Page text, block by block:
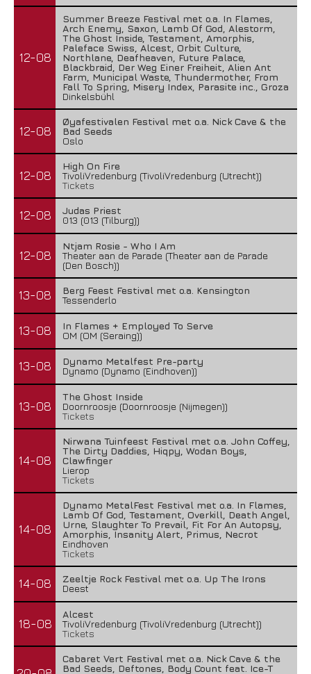
12-08
Summer Breeze Festival met o.a. In Flames,
Arch Enemy, Saxon, Lamb Of God, Alestorm,
The Ghost Inside, Testament, Amorphis,
Paleface Swiss, Alcest, Orbit Culture,
Northlane, Deafheaven, Future Palace,
Blackbraid, Der Weg Einer Freiheit, Alien Ant
Farm, Municipal Waste, Thundermother, From
Fall To Spring, Misery Index, Parasite inc., Groza
Dinkelsbühl
12-08
Øyafestivalen Festival met o.a. Nick Cave & the
Bad Seeds
Oslo
12-08
High On Fire
TivoliVredenburg (TivoliVredenburg (Utrecht))
Tickets
12-08
Judas Priest
013 (013 (Tilburg))
12-08
Ntjam Rosie - Who I Am
Theater aan de Parade (Theater aan de Parade
(Den Bosch))
13-08
Berg Feest Festival met o.a. Kensington
Tessenderlo
13-08
In Flames + Employed To Serve
OM (OM (Seraing))
13-08
Dynamo Metalfest Pre-party
Dynamo (Dynamo (Eindhoven))
13-08
The Ghost Inside
Doornroosje (Doornroosje (Nijmegen))
Tickets
14-08
Nirwana Tuinfeest Festival met o.a. John Coffey,
The Dirty Daddies, Hiqpy, Wodan Boys,
Clawfinger
Lierop
Tickets
14-08
Dynamo MetalFest Festival met o.a. In Flames,
Lamb Of God, Testament, Overkill, Death Angel,
Urne, Slaughter To Prevail, Fit For An Autopsy,
Amorphis, Insanity Alert, Primus, Necrot
Eindhoven
Tickets
14-08
Zeeltje Rock Festival met o.a. Up The Irons
Deest
18-08
Alcest
TivoliVredenburg (TivoliVredenburg (Utrecht))
Tickets
Cabaret Vert Festival met o.a. Nick Cave & the
Bad Seeds, Deftones, Body Count feat. Ice-T